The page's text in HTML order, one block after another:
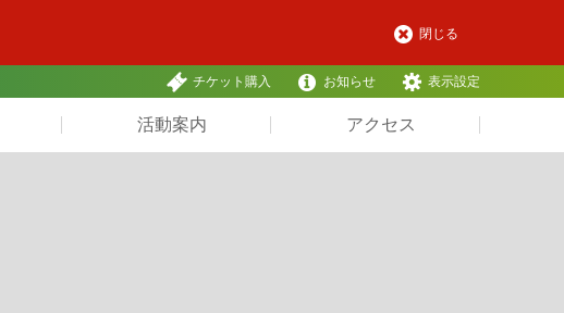
閉じる
チケット購入 お知らせ 表示設定
活動案内 アクセス